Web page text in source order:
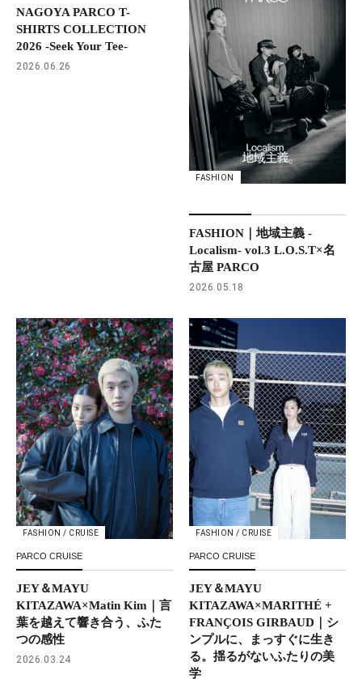
NAGOYA PARCO T-
SHIRTS COLLECTION
2026 -Seek Your Tee-
2026.06.26
FASHION
FASHION｜地域主義 -
Localism- vol.3 L.O.S.T×名
古屋 PARCO
2026.05.18
FASHION / CRUISE
PARCO CRUISE
JEY＆MAYU
KITAZAWA×Matin Kim｜言
葉を越えて響き合う、ふた
つの感性
2026.03.24
FASHION / CRUISE
PARCO CRUISE
JEY＆MAYU
KITAZAWA×MARITHÉ +
FRANÇOIS GIRBAUD｜シ
ンプルに、まっすぐに生き
る。揺るがないふたりの美
学